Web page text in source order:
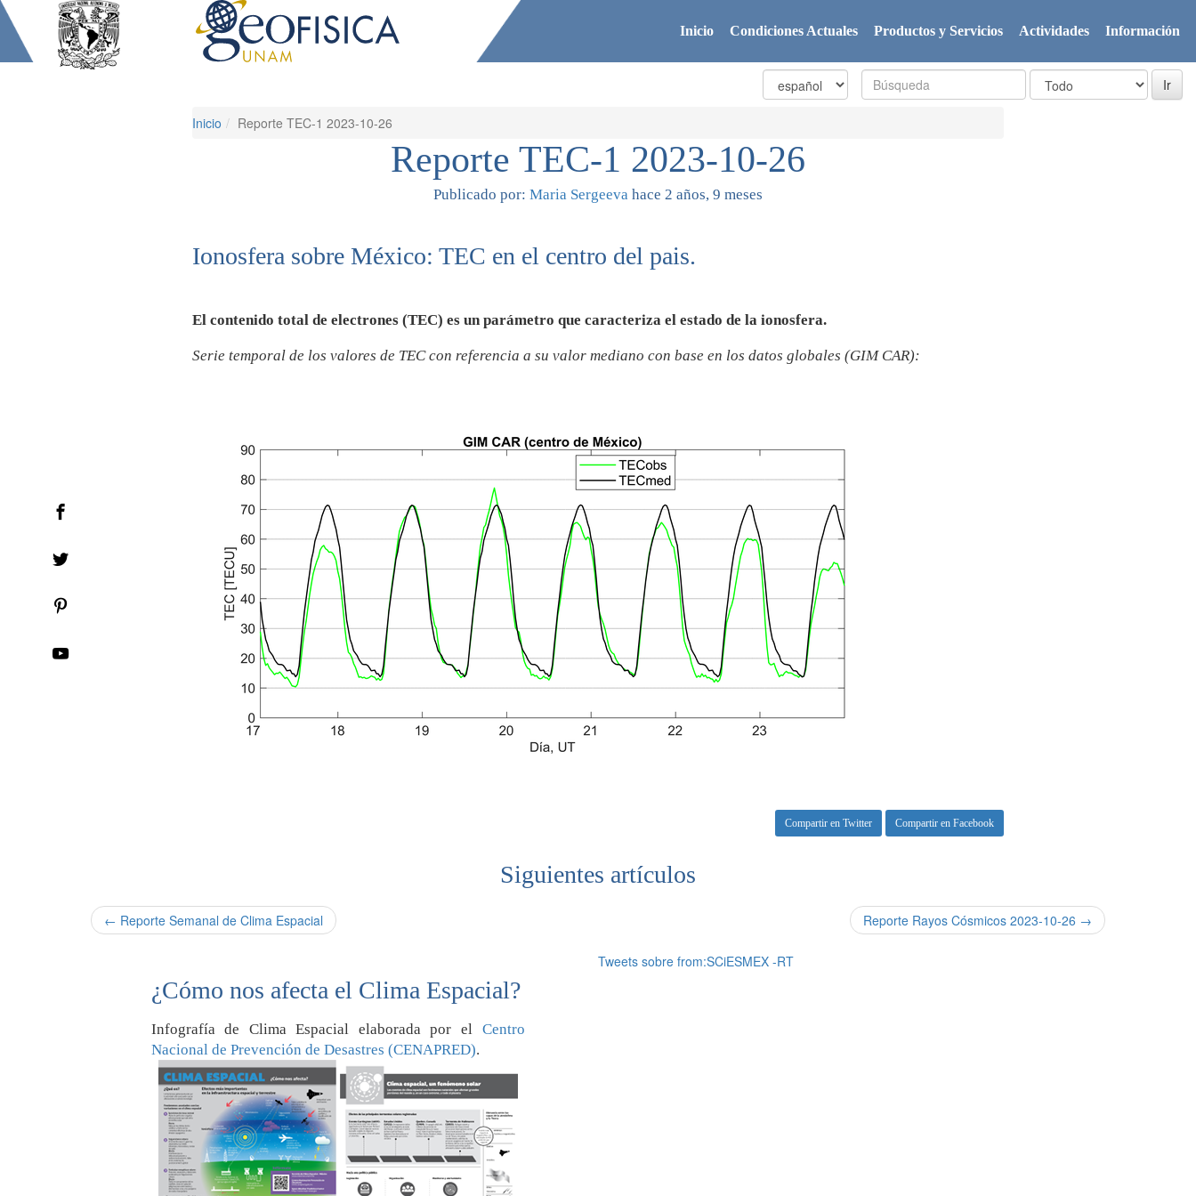
Inicio Condiciones Actuales Productos y Servicios Actividades Información
Inicio Reporte TEC-1 2023-10-26
Reporte TEC-1 2023-10-26
Publicado por: Maria Sergeeva hace 2 años, 9 meses
Ionosfera sobre México: TEC en el centro del pais.
El contenido total de electrones (TEC) es un parámetro que caracteriza el estado de la ionosfera.
Serie temporal de los valores de TEC con referencia a su valor mediano con base en los datos globales (GIM CAR):
Compartir en Twitter Compartir en Facebook
Siguientes artículos
← Reporte Semanal de Clima Espacial Reporte Rayos Cósmicos 2023-10-26 →
¿Cómo nos afecta el Clima Espacial?
Infografía de Clima Espacial elaborada por el Centro
Nacional de Prevención de Desastres (CENAPRED).
Tweets sobre from:SCiESMEX -RT